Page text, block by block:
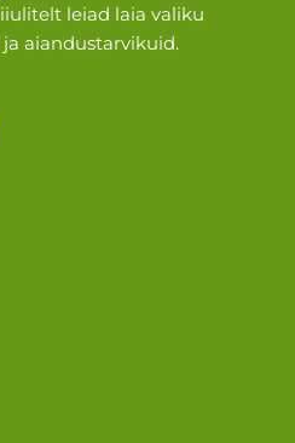
leiad laia valiku
aiandustarvikuid.